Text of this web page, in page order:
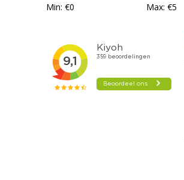
Min: €0 Max: €5